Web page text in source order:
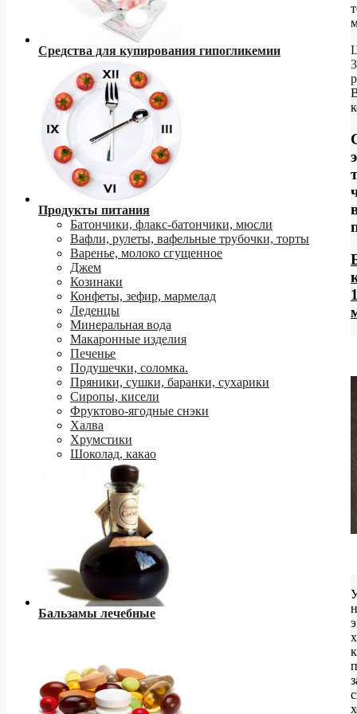
Средства для купирования гипогликемии
Продукты питания
Батончики, флакс-батончики, мюсли
Вафли, рулеты, вафельные трубочки, торты
Варенье, молоко сгущенное
Джем
Козинаки
Конфеты, зефир, мармелад
Леденцы
Минеральная вода
Макаронные изделия
Печенье
Подушечки, соломка.
Пряники, сушки, баранки, сухарики
Сиропы, кисели
Фруктово-ягодные снэки
Халва
Хрумстики
Шоколад, какао
Бальзамы лечебные